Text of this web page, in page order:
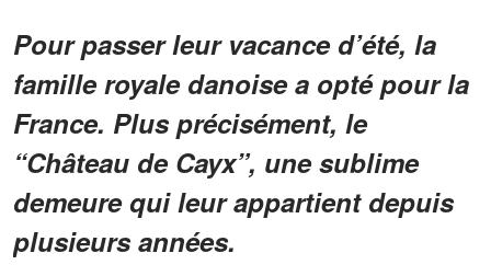
Pour passer leur vacance d’été, la
famille royale danoise a opté pour la
France. Plus précisément, le
“Château de Cayx”, une sublime
demeure qui leur appartient depuis
plusieurs années.